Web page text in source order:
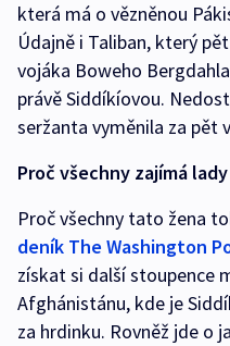
která má o vězněnou
Údajně i Taliban, který
vojáka Boweho
právě Siddíkíovou.
seržanta vyměnila za pět
Proč všechny zajímá
Proč všechny tato žena
deník The Washington
získat si další stoupence
Afghánistánu, kde je
za hrdinku. Rovněž jde o